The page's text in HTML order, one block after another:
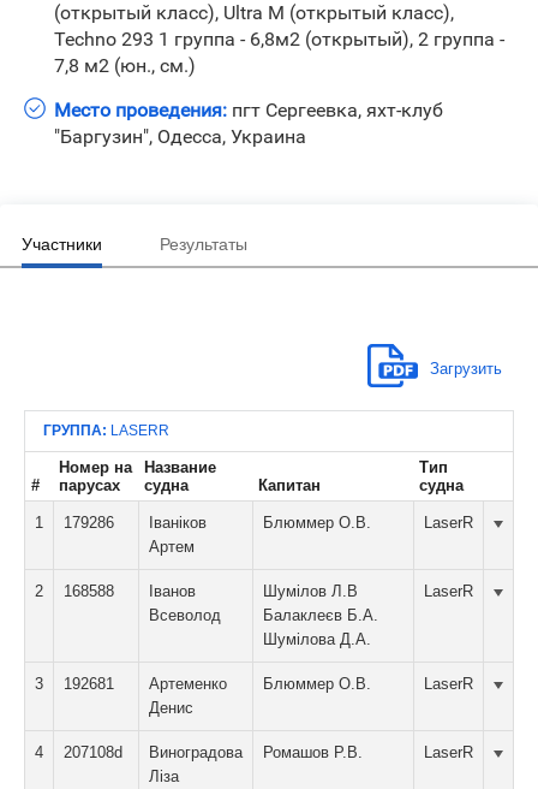
(открытый класс), Ultra М (открытый класс),
Теchno 293 1 группа - 6,8м2 (открытый), 2 группа -
7,8 м2 (юн., см.)
Место проведения: пгт Сергеевка, яхт-клуб
"Баргузин", Одесса, Украина
Участники Результаты
Загрузить
ГРУППА: LASERR
#
Номер на
парусах
Название
судна
Капитан
Тип
судна
1 179286
Іваніков
Артем
Блюммер О.В. LaserR
2 168588
Іванов
Всеволод
Шумілов Л.В
Балаклеєв Б.А.
Шумілова Д.А.
LaserR
3 192681
Артеменко
Денис
Блюммер О.В. LaserR
4 207108d
Виноградова
Ліза
Ромашов Р.В. LaserR